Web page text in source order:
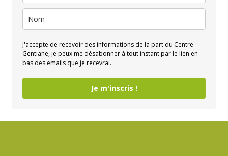
J'accepte de recevoir des informations de la part du Centre
Gentiane, je peux me désabonner à tout instant par le lien en
bas des emails que je recevrai.
Je m'inscris !